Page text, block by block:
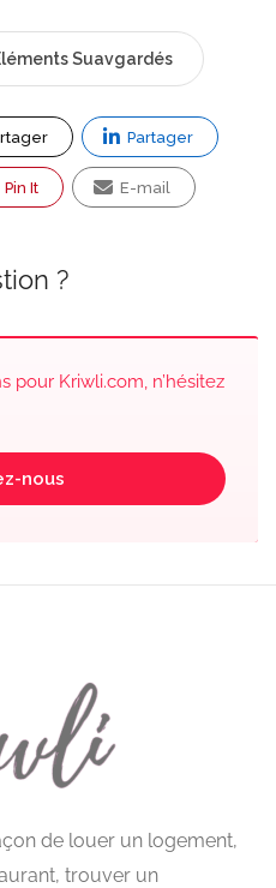
Suavgardés
Partager
Pin It E-mail
?
pour Kriwli.com, n’hésitez
nous
de louer un logement,
trouver un